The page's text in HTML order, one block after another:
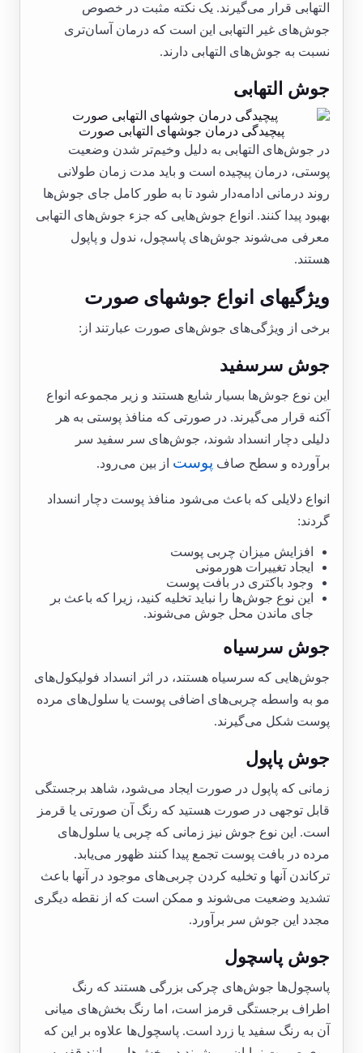
التهابی قرار می‌گیرند. یک نکته مثبت در خصوص
جوش‌های غیر التهابی این است که درمان آسان‌تری
نسبت به جوش‌های التهابی دارند.
جوش التهابی
پیچیدگی درمان جوشهای التهابی صورت
در جوش‌های التهابی به دلیل وخیم‌تر شدن وضعیت
پوستی، درمان پیچیده است و باید مدت زمان طولانی
روند درمانی ادامه‌دار شود تا به طور کامل جای جوش‌ها
بهبود پیدا کنند. انواع جوش‌هایی که جزء جوش‌های التهابی
معرفی می‌شوند جوش‌های پاسچول، ندول و پاپول
هستند.
ویژگیهای انواع جوشهای صورت
برخی از ویژگی‌های جوش‌های صورت عبارتند از:
جوش سرسفید
این نوع جوش‌ها بسیار شایع هستند و زیر مجموعه انواع
آکنه قرار می‌گیرند. در صورتی که منافذ پوستی به هر
دلیلی دچار انسداد شوند، جوش‌های سر سفید سر
برآورده و سطح صاف پوست از بین می‌رود.
انواع دلایلی که باعث می‌شود منافذ پوست دچار انسداد
گردند:
افزایش میزان چربی پوست
ایجاد تغییرات هورمونی
وجود باکتری در بافت پوست
این نوع جوش‌ها را نباید تخلیه کنید، زیرا که باعث بر
جای ماندن محل جوش می‌شوند.
جوش سرسیاه
جوش‌هایی که سرسیاه هستند، در اثر انسداد فولیکول‌های
مو به واسطه چربی‌های اضافی پوست یا سلول‌های مرده
پوست شکل می‌گیرند.
جوش پاپول
زمانی که پاپول در صورت ایجاد می‌شود، شاهد برجستگی
قابل توجهی در صورت هستید که رنگ آن صورتی یا قرمز
است. این نوع جوش نیز زمانی که چربی یا سلول‌های
مرده در بافت پوست تجمع پیدا کنند ظهور می‌یابد.
ترکاندن آنها و تخلیه کردن چربی‌های موجود در آنها باعث
تشدید وضعیت می‌شوند و ممکن است که از نقطه دیگری
مجدد این جوش سر برآورد.
جوش پاسچول
پاسچول‌ها جوش‌های چرکی بزرگی هستند که رنگ
اطراف برجستگی قرمز است، اما رنگ بخش‌های میانی
آن به رنگ سفید یا زرد است. پاسچول‌ها علاوه بر این که